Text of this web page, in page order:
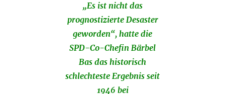
„Es ist nicht das
prognostizierte Desaster
geworden“, hatte die
SPD-Co-Chefin Bärbel
Bas das historisch
schlechteste Ergebnis seit
1946 bei